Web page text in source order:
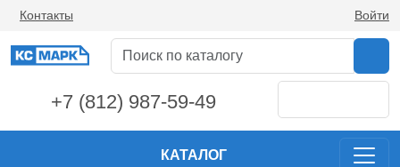
Контакты Войти
+7 (812) 987-59-49
КАТАЛОГ